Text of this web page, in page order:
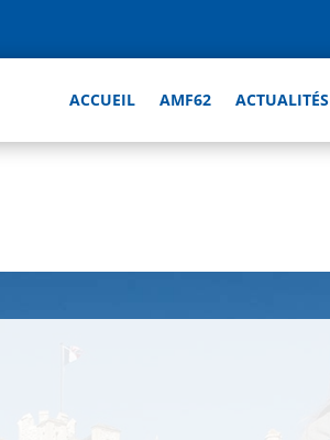
ACCUEIL AMF62 ACTUALITÉS